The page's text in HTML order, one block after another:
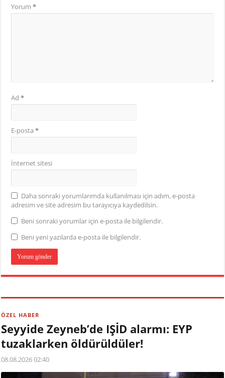
Yorum*
Ad*
E-posta*
İnternet sitesi
Daha sonraki yorumlarımda kullanılması için adım, e-posta
adresim ve site adresim bu tarayıcıya kaydedilsin.
Beni sonraki yorumlar için e-posta ile bilgilendir.
Beni yeni yazılarda e-posta ile bilgilendir.
ÖZEL HABER
Seyyide Zeyneb’de IŞİD alarmı: EYP
tuzaklarken öldürüldüler!
08.08.2026 02:40